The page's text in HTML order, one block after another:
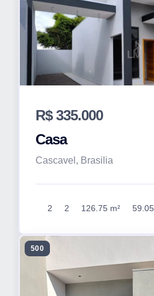
R$ 335.000
Casa
Cascavel, Brasilia
2 2 126.75 m²
500